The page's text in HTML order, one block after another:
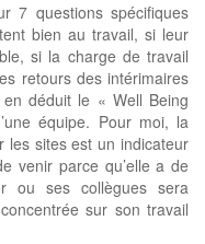
7 questions spécifiques
bien au travail, si leur
si la charge de travail
retours des intérimaires
déduit le « Well Being
équipe. Pour moi, la
les sites est un indicateur
venir parce qu’elle a de
ou ses collègues sera
sur son travail